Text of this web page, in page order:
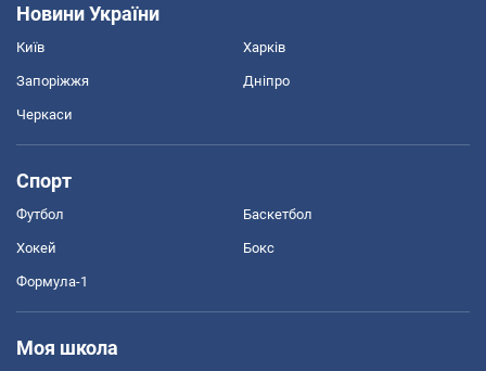
Новини України
Київ Харків
Запоріжжя Дніпро
Черкаси
Спорт
Футбол Баскетбол
Хокей Бокс
Формула-1
Моя школа